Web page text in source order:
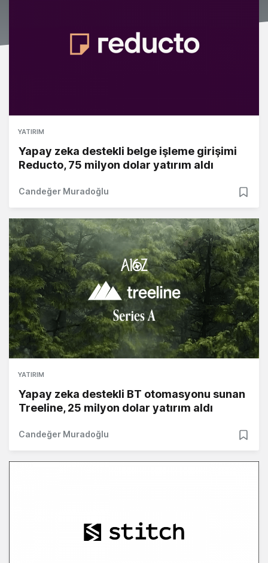
YATIRIM
Yapay zeka destekli belge işleme girişimi
Reducto, 75 milyon dolar yatırım aldı
Candeğer Muradoğlu
YATIRIM
Yapay zeka destekli BT otomasyonu sunan
Treeline, 25 milyon dolar yatırım aldı
Candeğer Muradoğlu